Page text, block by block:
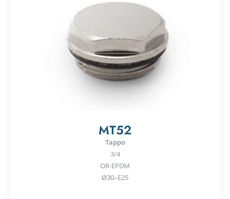
MT52
Tappo
3/4
OR-EPDM
Ø30–E25